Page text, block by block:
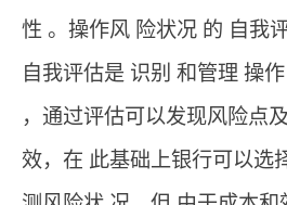
性 。操作风 险状况 的 自我
自我评估是 识别 和管理 操
，通过评估可以发现风险点
效，在 此基础上银行可以选